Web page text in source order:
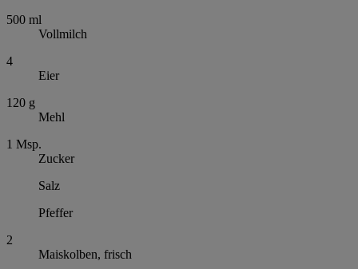
500 ml
Vollmilch
4
Eier
120 g
Mehl
1 Msp.
Zucker
Salz
Pfeffer
2
Maiskolben, frisch